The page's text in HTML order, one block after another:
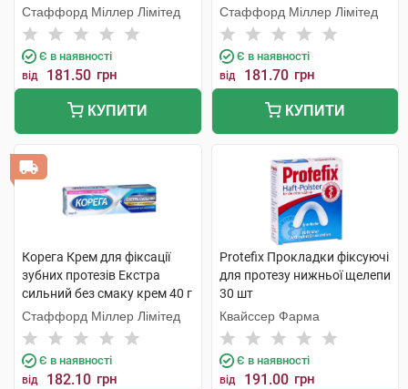
мл 1 туба
Стаффорд Міллер Лімітед
Є в наявності
від 181.50 грн
КУПИТИ
40 г 1 туба
Стаффорд Міллер Лімітед
Є в наявності
від 181.70 грн
КУПИТИ
Корега Крем для фіксації
зубних протезів Екстра
сильний без смаку крем 40 г
1 туба
Стаффорд Міллер Лімітед
Є в наявності
від 182.10 грн
Protefix Прокладки фіксуючі
для протезу нижньої щелепи
30 шт
Квайссер Фарма
Є в наявності
від 191.00 грн